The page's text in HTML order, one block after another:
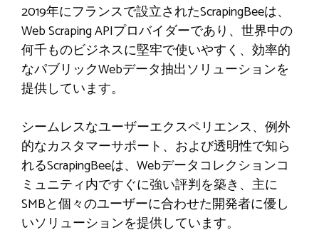
2019年にフランスで設立されたScrapingBeeは、
Web Scraping APIプロバイダーであり、世界中の
何千ものビジネスに堅牢で使いやすく、効率的
なパブリックWebデータ抽出ソリューションを
提供しています。
シームレスなユーザーエクスペリエンス、例外
的なカスタマーサポート、および透明性で知ら
れるScrapingBeeは、Webデータコレクションコ
ミュニティ内ですぐに強い評判を築き、主に
SMBと個々のユーザーに合わせた開発者に優し
いソリューションを提供しています。